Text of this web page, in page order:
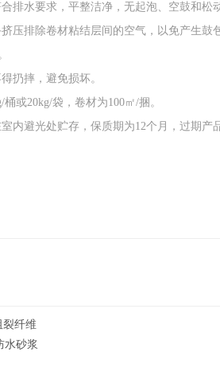
排水要求，平整洁净，无起泡、空鼓和
压排除卷材粘结层间的空气，以免产生
扔摔，避免损坏。
或20kg/袋，卷材为100㎡/捆。
内避光处贮存，保质期为12个月，过期产
裂纤维
水砂浆